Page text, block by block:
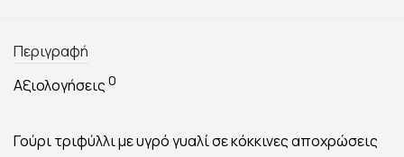
Περιγραφή
Αξιολογήσεις 0
Γούρι τριφύλλι με υγρό γυαλί σε κόκκινες αποχρώσεις